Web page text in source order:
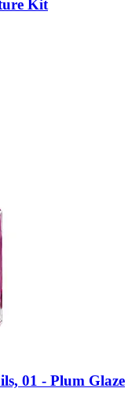
Kit
01 -​ Plum Glaze